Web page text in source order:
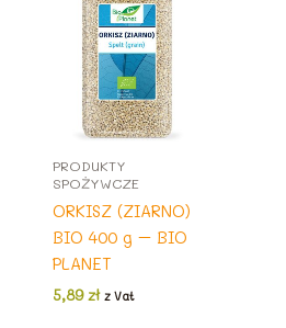
PRODUKTY
SPOŻYWCZE
ORKISZ (ZIARNO)
BIO 400 g – BIO
PLANET
5,89zł z Vat